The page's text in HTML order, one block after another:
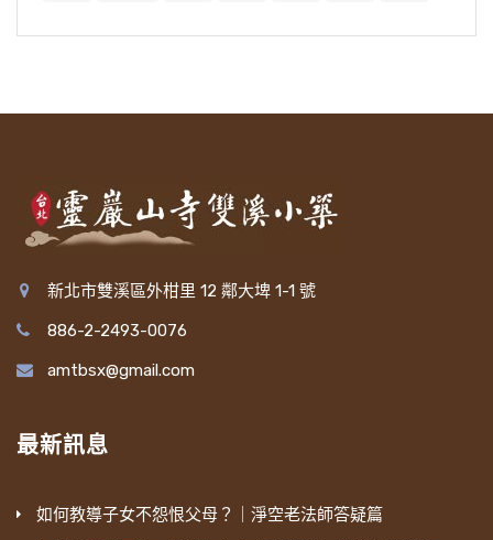
新北市雙溪區外柑里 12 鄰大埤 1-1 號
886-2-2493-0076
amtbsx@gmail.com
最新訊息
如何教導子女不怨恨父母？｜淨空老法師答疑篇